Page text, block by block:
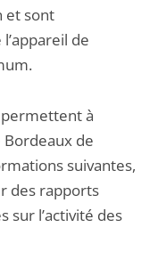
et sont
de
à
de
suivantes,
des rapports
sur l’activité des